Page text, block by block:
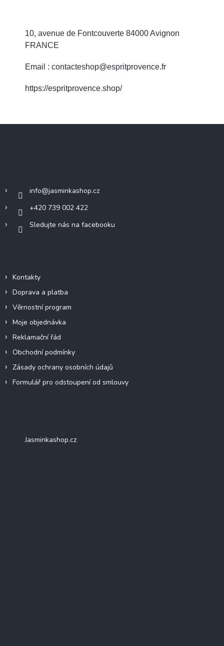
10, avenue de Fontcouverte 84000 Avignon
FRANCE
Email : contacteshop@espritprovence.fr
https://espritprovence.shop/
info@jasminkashop.cz
+420 739 002 422
Sledujte nás na facebooku
Kontakty
Doprava a platba
Věrnostní program
Moje objednávka
Reklamační řád
Obchodní podmínky
Zásady ochrany osobních údajů
Formulář pro odstoupení od smlouvy
Jasminkashop.cz